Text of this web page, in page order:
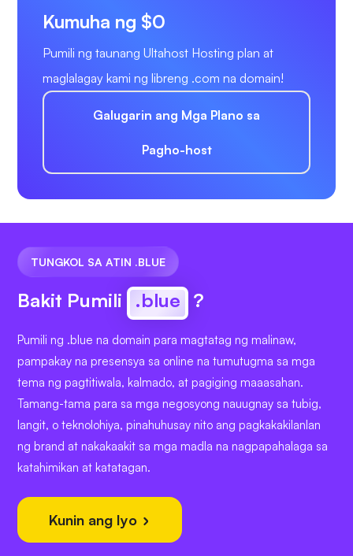
Kumuha ng $0
Pumili ng taunang Ultahost Hosting plan at
maglalagay kami ng libreng .com na domain!
Galugarin ang Mga Plano sa
Pagho-host
TUNGKOL SA ATIN .BLUE
Bakit Pumili .blue ?
Pumili ng .blue na domain para magtatag ng malinaw,
pampakay na presensya sa online na tumutugma sa mga
tema ng pagtitiwala, kalmado, at pagiging maaasahan.
Tamang-tama para sa mga negosyong nauugnay sa tubig,
langit, o teknolohiya, pinahuhusay nito ang pagkakakilanlan
ng brand at nakakaakit sa mga madla na nagpapahalaga sa
katahimikan at katatagan.
Kunin ang Iyo